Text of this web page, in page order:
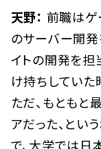
天野： 前職はゲ
のサーバー開
イトの開発を担
け持ちしていた
ただ、もともと
アだった、とい
で、大学では日